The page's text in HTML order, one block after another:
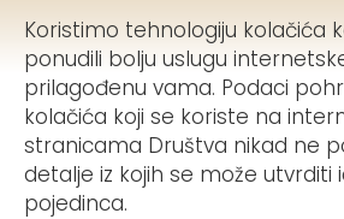
Koristimo tehnologiju kolačića
ponudili bolju uslugu
prilagođenu vama. Podaci
kolačića koji se koriste na
stranicama Društva nikad ne
detalje iz kojih se može utvrditi
pojedinca.